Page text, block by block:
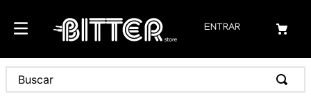
ENTRAR